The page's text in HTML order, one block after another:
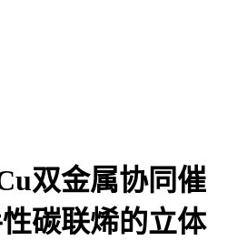
双金属协同催
碳联烯的立体